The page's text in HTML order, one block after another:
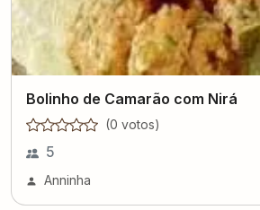
Bolinho de Camarão com Nirá
(0 votos)
5
Anninha